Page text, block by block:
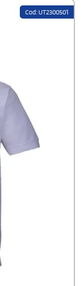
Cod: UT2300501